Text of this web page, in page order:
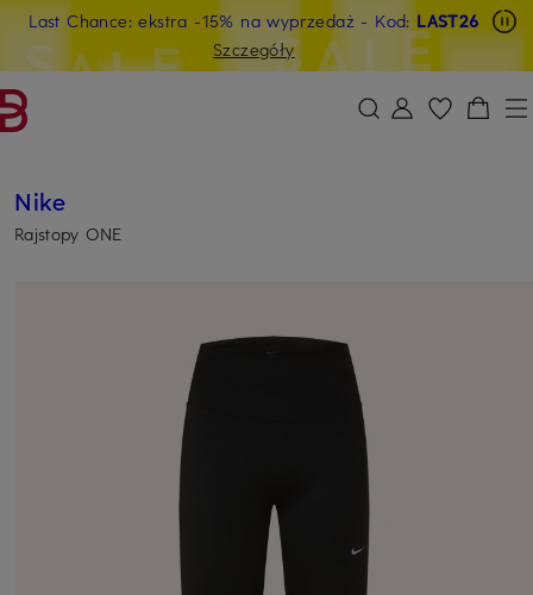
PRZEJDŹ DO GŁÓWNEJ TREŚCI PRZEJDŹ DO WYSZUKIWANIA
Last Chance: ekstra -15% na wyprzedaż - Kod: LAST26
Szczegóły
Nike
Rajstopy ONE